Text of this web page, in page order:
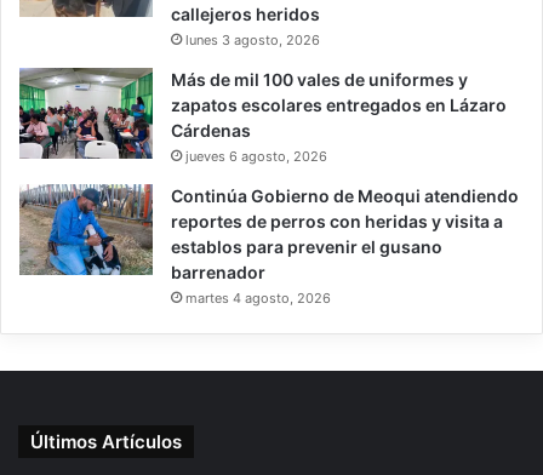
callejeros heridos
lunes 3 agosto, 2026
Más de mil 100 vales de uniformes y
zapatos escolares entregados en Lázaro
Cárdenas
jueves 6 agosto, 2026
Continúa Gobierno de Meoqui atendiendo
reportes de perros con heridas y visita a
establos para prevenir el gusano
barrenador
martes 4 agosto, 2026
Últimos Artículos